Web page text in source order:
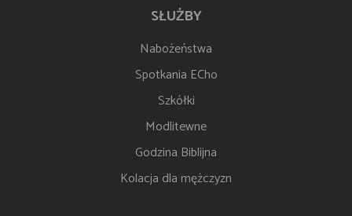
SŁUŻBY
Nabożeństwa
Spotkania ECho
Szkółki
Modlitewne
Godzina Biblijna
Kolacja dla mężczyzn